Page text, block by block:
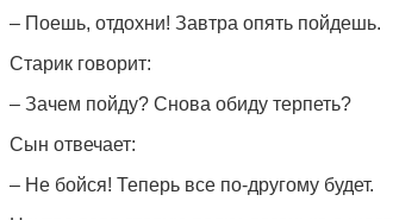
– Поешь, отдохни! Завтра опять пойдешь.
Старик говорит:
– Зачем пойду? Снова обиду терпеть?
Сын отвечает:
– Не бойся! Теперь все по-другому будет.